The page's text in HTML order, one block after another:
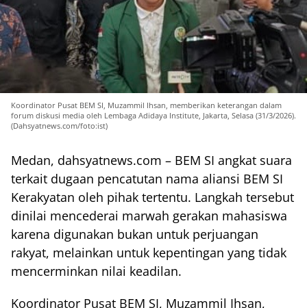
Koordinator Pusat BEM SI, Muzammil Ihsan, memberikan keterangan dalam
forum diskusi media oleh Lembaga Adidaya Institute, Jakarta, Selasa (31/3/2026).
(Dahsyatnews.com/foto:ist)
Medan, dahsyatnews.com – BEM SI angkat suara
terkait dugaan pencatutan nama aliansi BEM SI
Kerakyatan oleh pihak tertentu. Langkah tersebut
dinilai mencederai marwah gerakan mahasiswa
karena digunakan bukan untuk perjuangan
rakyat, melainkan untuk kepentingan yang tidak
mencerminkan nilai keadilan.
Koordinator Pusat BEM SI, Muzammil Ihsan,